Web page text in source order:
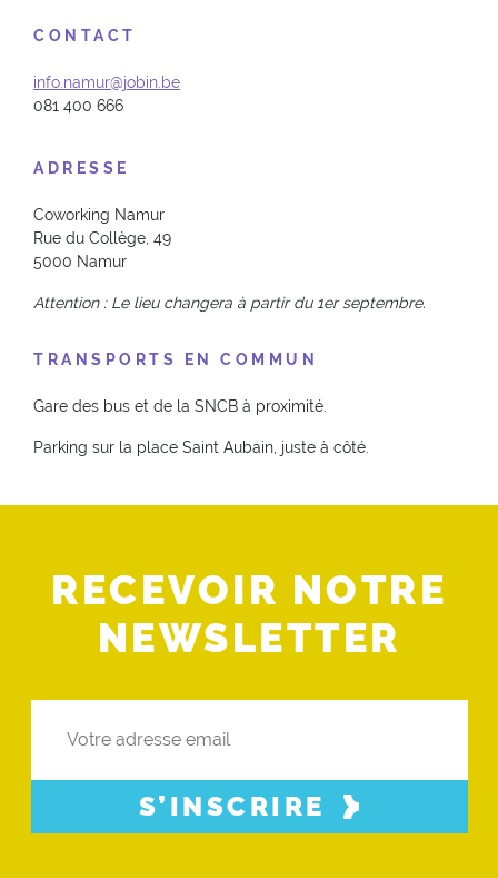
CONTACT
info.namur@jobin.be
081 400 666
ADRESSE
Coworking Namur
Rue du Collège, 49
5000 Namur
Attention : Le lieu changera à partir du 1er septembre.
TRANSPORTS EN COMMUN
Gare des bus et de la SNCB à proximité.
Parking sur la place Saint Aubain, juste à côté.
RECEVOIR NOTRE
NEWSLETTER
S’INSCRIRE